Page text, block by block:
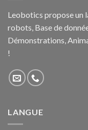
Leobotics propose un
robots, Base de
Démonstrations,
!
LANGUE